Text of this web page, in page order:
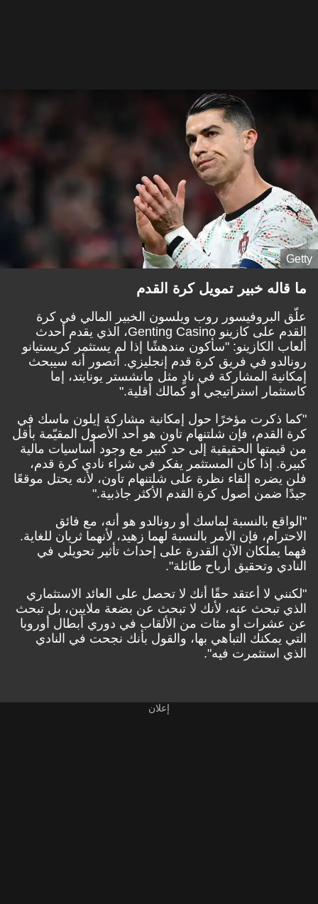
Getty
ما قاله خبير تمويل كرة القدم
علّق البروفيسور روب ويلسون الخبير المالي في كرة
القدم على كازينو Genting Casino، الذي يقدم أحدث
ألعاب الكازينو: "سأكون مندهشًا إذا لم يستثمر كريستيانو
رونالدو في فريق كرة قدم إنجليزي. أتصور أنه سيبحث
إمكانية المشاركة في نادٍ مثل مانشستر يونايتد، إما
كاستثمار استراتيجي أو كمالك أقلية."
"كما ذكرت مؤخرًا حول إمكانية مشاركة إيلون ماسك في
كرة القدم، فإن شلتنهام تاون هو أحد الأصول المقيّمة بأقل
من قيمتها الحقيقية إلى حد كبير مع وجود أساسيات مالية
كبيرة. إذا كان المستثمر يفكر في شراء نادي كرة قدم،
فلن يضره إلقاء نظرة على شلتنهام تاون، لأنه يحتل موقعًا
جيدًا ضمن أصول كرة القدم الأكثر جاذبية."
"الواقع بالنسبة لماسك أو رونالدو هو أنه، مع فائق
الاحترام، فإن الأمر بالنسبة لهما زهيد، لأنهما ثريان للغاية.
فهما يملكان الآن القدرة على إحداث تأثير تحويلي في
النادي وتحقيق أرباح طائلة".
"لكنني لا أعتقد حقًا أنك لا تحصل على العائد الاستثماري
الذي تبحث عنه، لأنك لا تبحث عن بضعة ملايين، بل تبحث
عن عشرات أو مئات من الألقاب في دوري أبطال أوروبا
التي يمكنك التباهي بها، والقول بأنك نجحت في النادي
الذي استثمرت فيه".